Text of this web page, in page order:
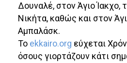
Δουναλέ, στον Άγιο Ίακχο,
Νικήτα, καθώς και στον
Αμπαλάσκ.
Το ekkairo.org εύχεται
όσους γιορτάζουν κάτι